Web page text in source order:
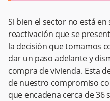
Si bien el sector no está
reactivación que se
la decisión que tomamos
dar un paso adelante y
compra de vivienda. Esta
de nuestro compromiso
que encadena cerca de 36